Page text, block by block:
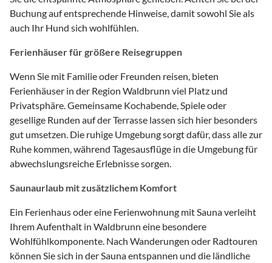
Buchung auf entsprechende Hinweise, damit sowohl Sie als
auch Ihr Hund sich wohlfühlen.
Ferienhäuser für größere Reisegruppen
Wenn Sie mit Familie oder Freunden reisen, bieten
Ferienhäuser in der Region Waldbrunn viel Platz und
Privatsphäre. Gemeinsame Kochabende, Spiele oder
gesellige Runden auf der Terrasse lassen sich hier besonders
gut umsetzen. Die ruhige Umgebung sorgt dafür, dass alle zur
Ruhe kommen, während Tagesausflüge in die Umgebung für
abwechslungsreiche Erlebnisse sorgen.
Saunaurlaub mit zusätzlichem Komfort
Ein Ferienhaus oder eine Ferienwohnung mit Sauna verleiht
Ihrem Aufenthalt in Waldbrunn eine besondere
Wohlfühlkomponente. Nach Wanderungen oder Radtouren
können Sie sich in der Sauna entspannen und die ländliche